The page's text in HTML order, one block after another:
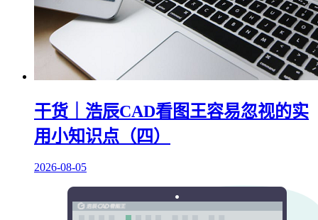
干货｜浩辰CAD看图王容易忽视的实
用小知识点（四）
2026-08-05